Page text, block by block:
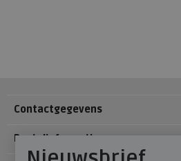
Contactgegevens
Bestelinformatie